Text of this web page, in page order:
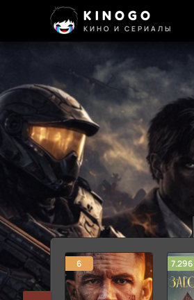
KINOGO
КИНО И СЕРИАЛЫ
6 7.296